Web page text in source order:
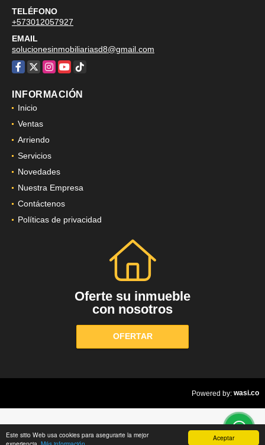
Aceptar
Este sitio Web usa cookies para asegurarte la mejor
TELÉFONO
+573012057927
EMAIL
solucionesinmobiliariasd8@gmail.com
Facebook
X Instagram
YouTube
TikTok
INFORMACIÓN
Inicio
Ventas
Arriendo
Servicios
Novedades
Nuestra Empresa
Contáctenos
Políticas de privacidad
Oferte su inmueble
con nosotros
OFERTAR
Powered by: wasi.co